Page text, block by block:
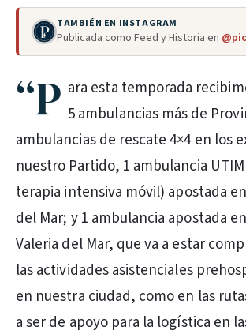
TAMBIÉN EN INSTAGRAM
Publicada como Feed y Historia en
“P ara esta temporada
5 ambulancias más de
ambulancias de rescate 4×4 en los
nuestro Partido, 1 ambulancia
terapia intensiva móvil) apostada
del Mar; y 1 ambulancia apostada
Valeria del Mar, que va a estar
las actividades asistenciales
en nuestra ciudad, como en las
a ser de apoyo para la logística en